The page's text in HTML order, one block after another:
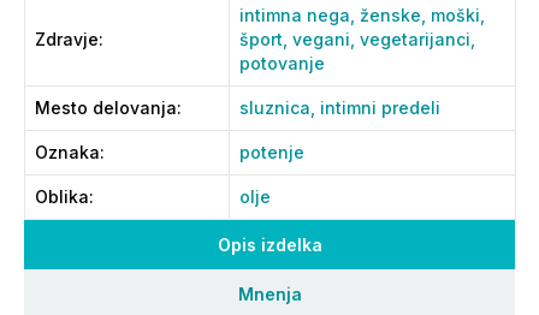
Opis izdelka
Mnenja
Zdravje:
intimna nega, ženske, moški,
šport, vegani, vegetarijanci,
potovanje
Mesto delovanja: sluznica, intimni predeli
Oznaka: potenje
Oblika: olje